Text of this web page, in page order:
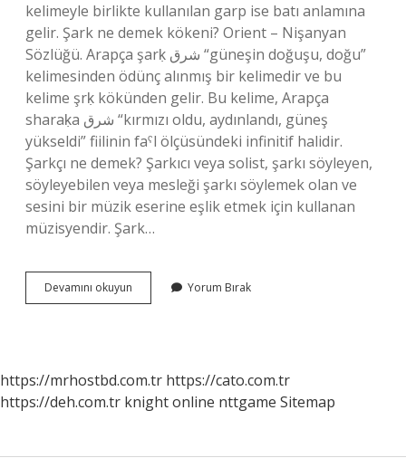
kelimeyle birlikte kullanılan garp ise batı anlamına
gelir. Şark ne demek kökeni? Orient – Nişanyan
Sözlüğü. Arapça şarḳ شرق “güneşin doğuşu, doğu”
kelimesinden ödünç alınmış bir kelimedir ve bu
kelime şrḳ kökünden gelir. Bu kelime, Arapça
sharaḳa شرق “kırmızı oldu, aydınlandı, güneş
yükseldi” fiilinin faˁl ölçüsündeki infinitif halidir.
Şarkçı ne demek? Şarkıcı veya solist, şarkı söyleyen,
söyleyebilen veya mesleği şarkı söylemek olan ve
sesini bir müzik eserine eşlik etmek için kullanan
müzisyendir. Şark…
Devamını okuyun
Ne
Yorum Bırak
https://mrhostbd.com.tr https://cato.com.tr
https://deh.com.tr knight online nttgame Sitemap